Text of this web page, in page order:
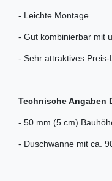
- Leichte Montage
- Gut kombinierbar mit
- Sehr attraktives
Technische Angaben
- 50 mm (5 cm)
- Duschwanne mit ca.